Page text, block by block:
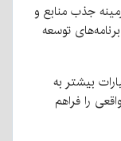
جذب منابع و
توسعه
بیشتر به
را فراهم